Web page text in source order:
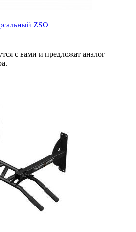
ZSO
с вами и предложат аналог